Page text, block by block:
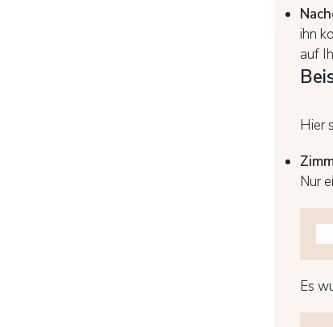
ihn
auf
Hier
Nur
Es